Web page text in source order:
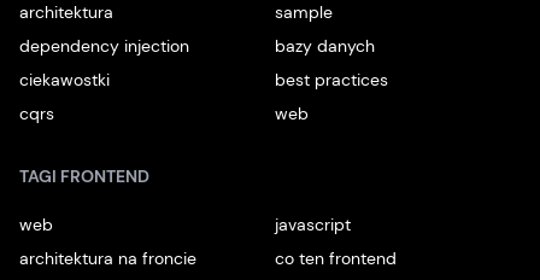
architektura
sample
dependency injection
bazy danych
ciekawostki
best practices
cqrs
web
TAGI FRONTEND
web
javascript
architektura na froncie
co ten frontend